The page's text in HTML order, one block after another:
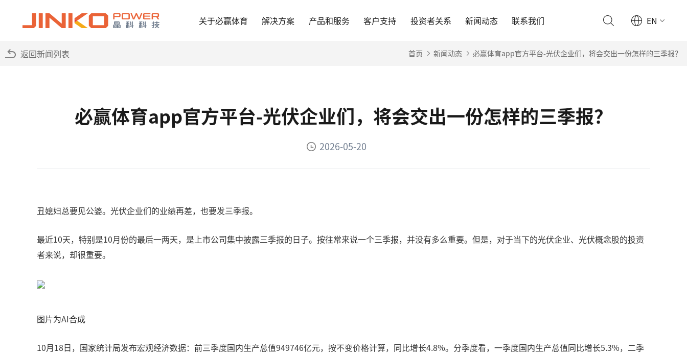
关于必赢体育 解决方案 产品和服务 客户支持 投资者关系 新闻动态 联系我们 EN
返回新闻列表 首页 新闻动态 必赢体育app官方平台-光伏企业们，将会交出一份怎样的三季报？
必赢体育app官方平台-光伏企业们，将会交出一份怎样的三季报？
2026-05-20
丑媳妇总要见公婆。光伏企业们的业绩再差，也要发三季报。
最近10天，特别是10月份的最后一两天，是上市公司集中披露三季报的日子。按往常来说一个三季报，并没有多么重要。但是，对于当下的光伏企业、光伏概念股的投资
者来说，却很重要。
图片为AI合成
10月18日，国家统计局发布宏观经济数据：前三季度国内生产总值949746亿元，按不变价格计算，同比增长4.8%。分季度看，一季度国内生产总值同比增长5.3%，二季